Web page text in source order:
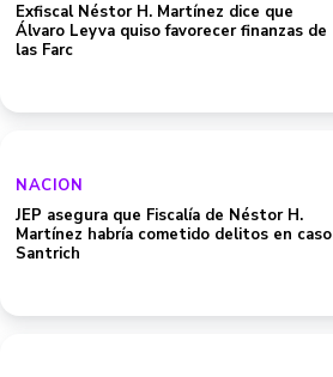
Exfiscal Néstor H. Martínez dice que
Álvaro Leyva quiso favorecer finanzas de
las Farc
NACION
JEP asegura que Fiscalía de Néstor H.
Martínez habría cometido delitos en caso
Santrich